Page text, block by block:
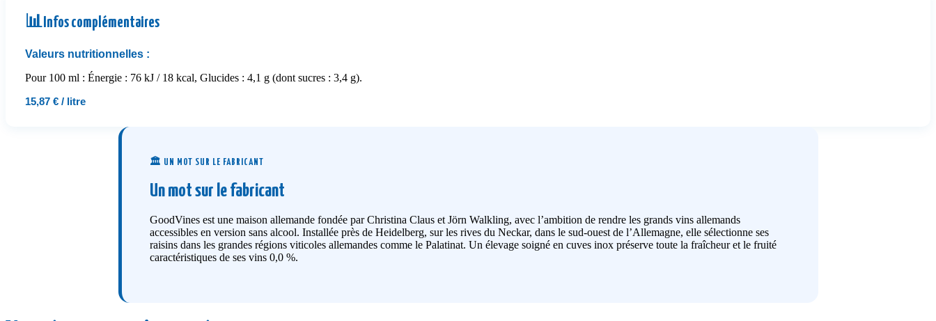
📊 Infos complémentaires
Valeurs nutritionnelles :
Pour 100 ml : Énergie : 76 kJ / 18 kcal, Glucides : 4,1 g (dont sucres : 3,4 g).
15,87 € / litre
🏛️ UN MOT SUR LE FABRICANT
Un mot sur le fabricant
GoodVines est une maison allemande fondée par Christina Claus et Jörn Walkling, avec l’ambition de rendre les grands vins allemands
accessibles en version sans alcool. Installée près de Heidelberg, sur les rives du Neckar, dans le sud-ouest de l’Allemagne, elle sélectionne ses
raisins dans les grandes régions viticoles allemandes comme le Palatinat. Un élevage soigné en cuves inox préserve toute la fraîcheur et le fruité
caractéristiques de ses vins 0,0 %.